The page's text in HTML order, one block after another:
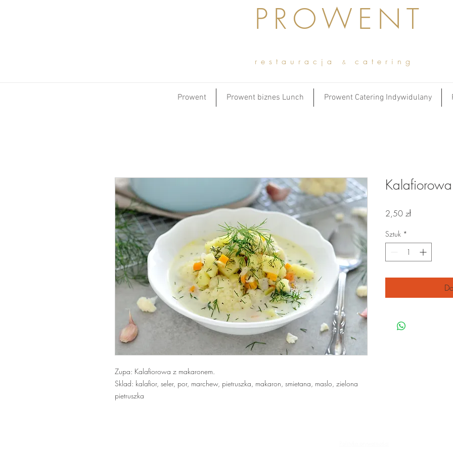
PROWENT
restauracja & catering
Prowent Prowent biznes Lunch Prowent Catering Indywidulany
Zupa: Kalafiorowa z makaronem.
Sklad: kalafior, seler, por, marchew, pietruszka, makaron, smietana, maslo, zielona
pietruszka
2,50 złCena
Sztuk *